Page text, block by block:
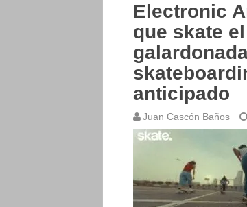
Electronic
que skate
anticipado
Juan Cascón Baños